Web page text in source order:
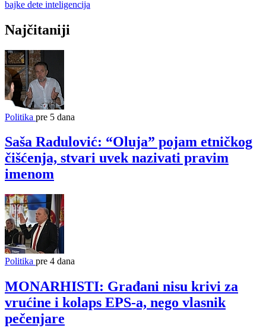
bajke dete inteligencija
Najčitaniji
Politika pre 5 dana
Saša Radulović: “Oluja” pojam etničkog
čišćenja, stvari uvek nazivati pravim
imenom
Politika pre 4 dana
MONARHISTI: Građani nisu krivi za
vrućine i kolaps EPS-a, nego vlasnik
pečenjare